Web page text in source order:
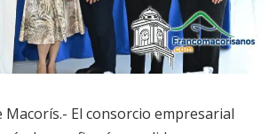
Macorís.- El consorcio empresarial